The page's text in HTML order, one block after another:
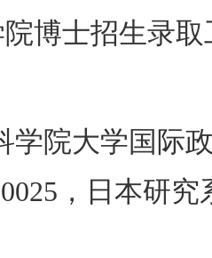
博士招生录
学院大学国际
，日本研